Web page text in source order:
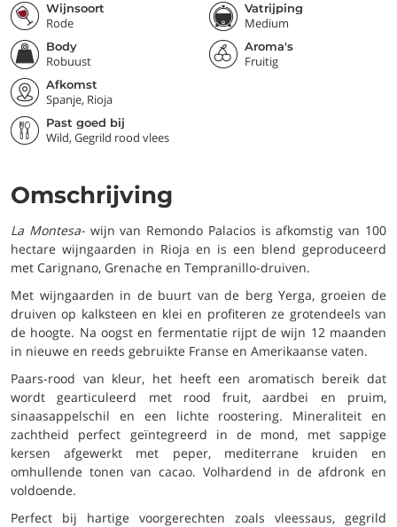
Wijnsoort
Rode
Vatrijping
Medium
Body
Robuust
Aroma's
Fruitig
Afkomst
Spanje, Rioja
Past goed bij
Wild, Gegrild rood vlees
Omschrijving
La Montesa-wijn van Remondo Palacios is afkomstig van 100
hectare wijngaarden in Rioja en is een blend geproduceerd
met Carignano, Grenache en Tempranillo-druiven.
Met wijngaarden in de buurt van de berg Yerga, groeien de
druiven op kalksteen en klei en profiteren ze grotendeels van
de hoogte. Na oogst en fermentatie rijpt de wijn 12 maanden
in nieuwe en reeds gebruikte Franse en Amerikaanse vaten.
Paars-rood van kleur, het heeft een aromatisch bereik dat
wordt gearticuleerd met rood fruit, aardbei en pruim,
sinaasappelschil en een lichte roostering. Mineraliteit en
zachtheid perfect geïntegreerd in de mond, met sappige
kersen afgewerkt met peper, mediterrane kruiden en
omhullende tonen van cacao. Volhardend in de afdronk en
voldoende.
Perfect bij hartige voorgerechten zoals vleessaus, gegrild